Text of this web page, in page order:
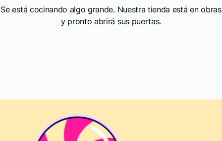
Se está cocinando algo grande. Nuestra tienda está en obras
y pronto abrirá sus puertas.